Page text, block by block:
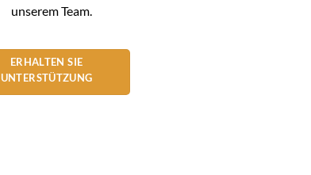
unserem Team.
ERHALTEN SIE
UNTERSTÜTZUNG